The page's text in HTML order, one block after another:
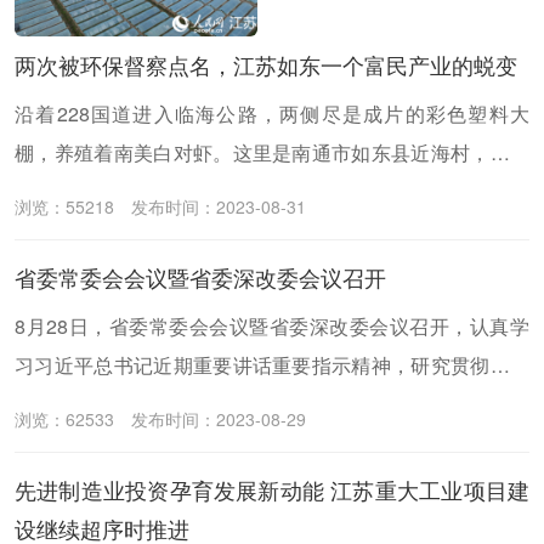
传递党的声音
两次被环保督察点名，江苏如东一个富民产业的蜕变
沿着228国道进入临海公路，两侧尽是成片的彩色塑料大
棚，养殖着南美白对虾。这里是南通市如东县近海村，新近
浏览：55218 发布时间：2023-08-31
省委常委会会议暨省委深改委会议召开
8月28日，省委常委会会议暨省委深改委会议召开，认真学
习习近平总书记近期重要讲话重要指示精神，研究贯彻落实
浏览：62533 发布时间：2023-08-29
先进制造业投资孕育发展新动能 江苏重大工业项目建
设继续超序时推进